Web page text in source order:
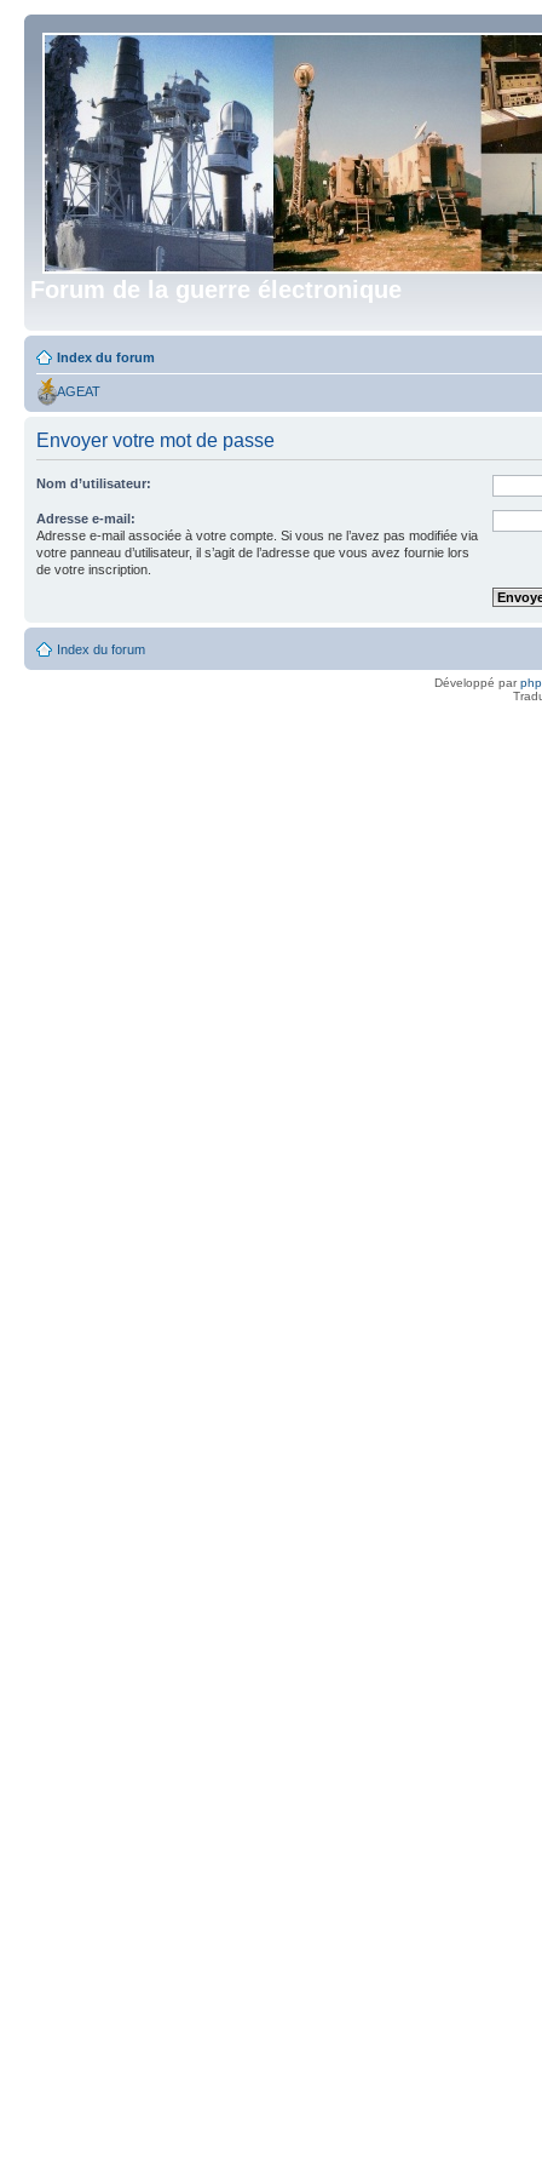
Forum de la guerre électronique
Index du forum
AGEAT
Envoyer votre mot de passe
Nom d’utilisateur:
Adresse e-mail:
Adresse e-mail associée à votre compte. Si vous ne l’avez pas modifiée via
votre panneau d’utilisateur, il s’agit de l’adresse que vous avez fournie lors
de votre inscription.
Index du forum
Développé par